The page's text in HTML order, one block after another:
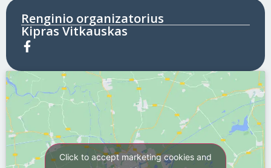
Renginio organizatorius
Kipras Vitkauskas
Click to accept marketing cookies and